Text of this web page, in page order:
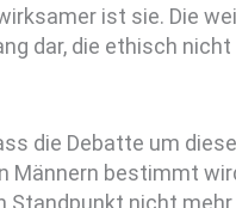
ist sie. Die
dar, die ethisch
die Debatte um
bestimmt
Standpunkt nicht